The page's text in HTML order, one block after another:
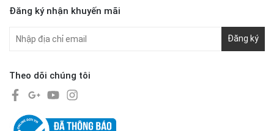
Đăng ký nhận khuyến mãi
Đăng ký
Theo dõi chúng tôi